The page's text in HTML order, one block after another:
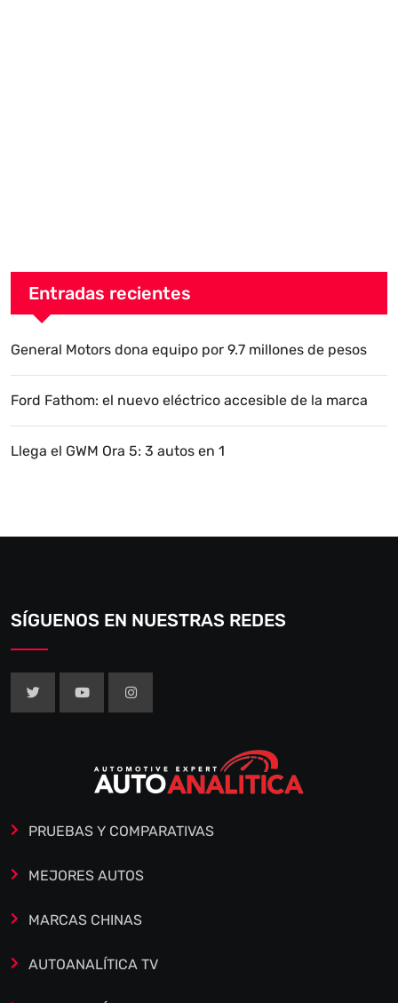
Entradas recientes
General Motors dona equipo por 9.7 millones de pesos
Ford Fathom: el nuevo eléctrico accesible de la marca
Llega el GWM Ora 5: 3 autos en 1
SÍGUENOS EN NUESTRAS REDES
PRUEBAS Y COMPARATIVAS
MEJORES AUTOS
MARCAS CHINAS
AUTOANALÍTICA TV